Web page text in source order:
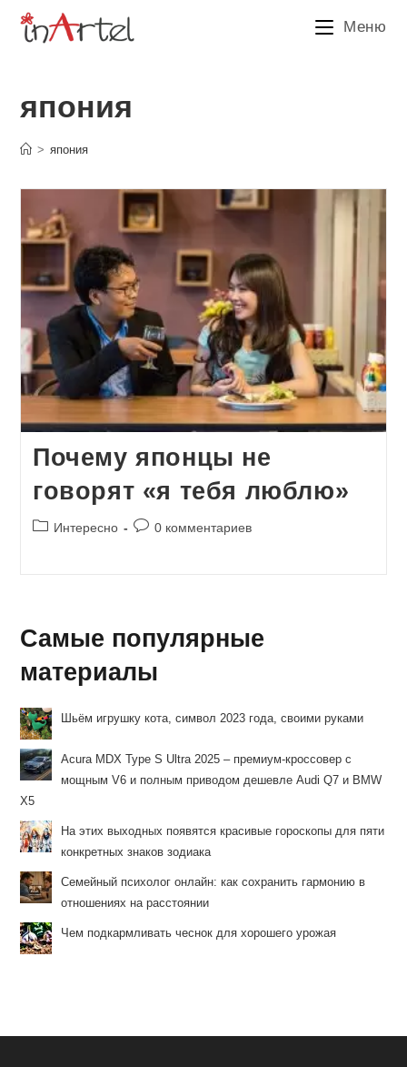
Перейти
Меню
япония
> япония
Почему японцы не
говорят «я тебя люблю»
Рубрика
Интересно
Комментарии
0 комментариев
Самые популярные
материалы
Шьём игрушку кота, символ 2023 года, своими руками
Acura MDX Type S Ultra 2025 – премиум-кроссовер с
мощным V6 и полным приводом дешевле Audi Q7 и BMW
X5
На этих выходных появятся красивые гороскопы для пяти
конкретных знаков зодиака
Семейный психолог онлайн: как сохранить гармонию в
отношениях на расстоянии
Чем подкармливать чеснок для хорошего урожая